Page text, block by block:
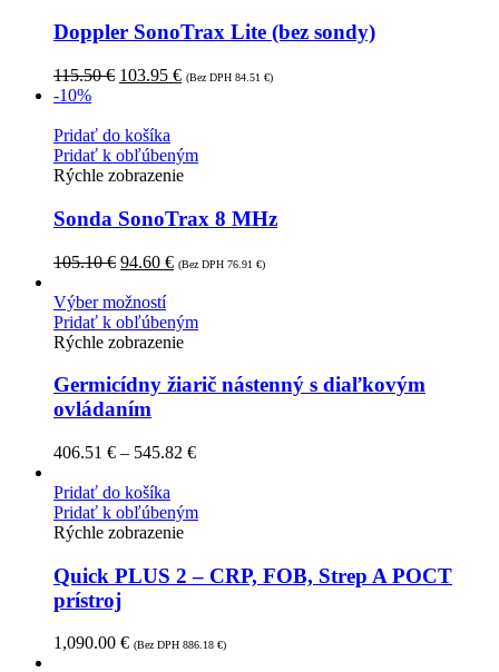
Doppler SonoTrax Lite (bez sondy)
115.50€ 103.95 € (Bez DPH 84.51 €)
-10%
Pridať do košíka
Pridať k obľúbeným
Rýchle zobrazenie
Sonda SonoTrax 8 MHz
105.10€ 94.60 € (Bez DPH 76.91 €)
Výber možností
Pridať k obľúbeným
Rýchle zobrazenie
Germicídny žiarič nástenný s diaľkovým
ovládaním
406.51 € – 545.82 €
Pridať do košíka
Pridať k obľúbeným
Rýchle zobrazenie
Quick PLUS 2 – CRP, FOB, Strep A POCT
prístroj
1,090.00 € (Bez DPH 886.18 €)